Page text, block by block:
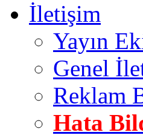
İletişim
Yayın
Genel
Reklam
Hata